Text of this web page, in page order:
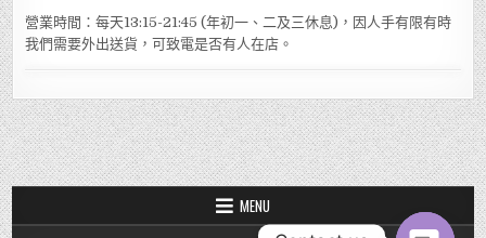
營業時間：每天13:15-21:45 (年初一、二及三休息)，因人手有限有時
我們需要外出送貨，可致電是否有人在店。
MENU